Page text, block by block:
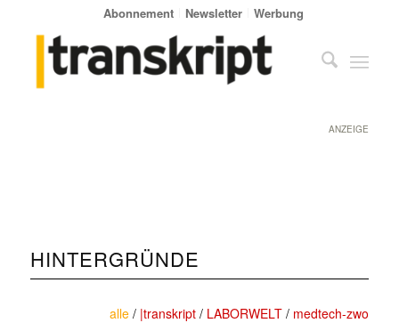
Abonnement Newsletter Werbung
ANZEIGE
HINTERGRÜNDE
alle / |transkript / LABORWELT / medtech-zwo